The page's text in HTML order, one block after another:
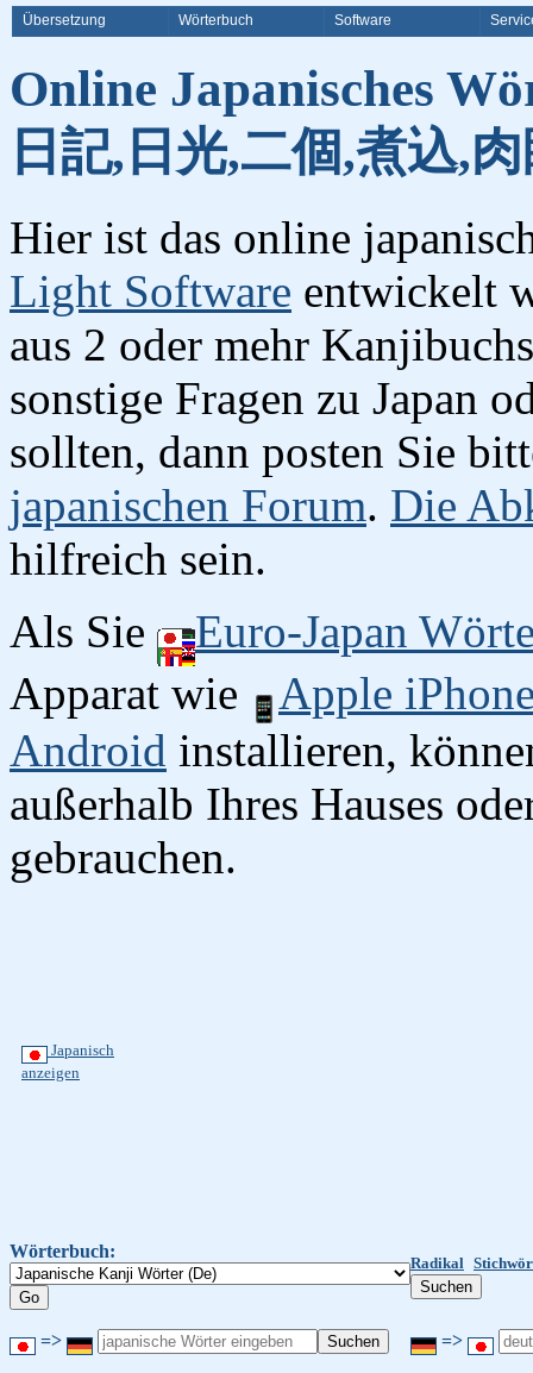
Übersetzung Wörterbuch Software
Online Japanisches
日記,日光,二個,煮込,
Hier ist das online
Light Software entwickelt
aus 2 oder mehr
sonstige Fragen zu Japan
sollten, dann posten Sie
japanischen Forum. Die
hilfreich sein.
Als Sie
Euro-Japan
Apparat wie
Apple
Android installieren,
außerhalb Ihres Hauses
gebrauchen.
Japanisch
anzeigen
Wörterbuch:
Radikal
=> =>